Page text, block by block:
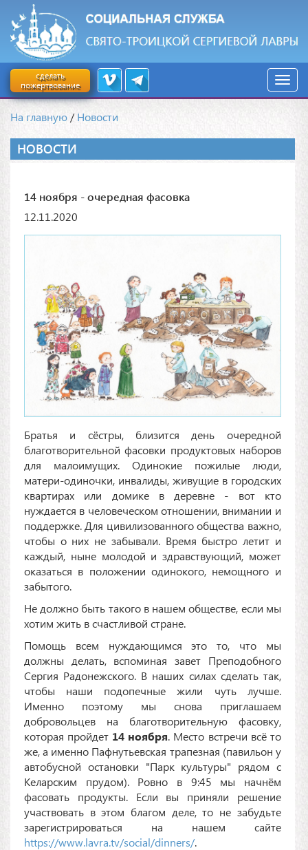
сделать
пожертвование
На главную /Новости
НОВОСТИ
14 ноября - очередная фасовка
12.11.2020
Братья и сёстры, близится день очередной
благотворительной фасовки продуктовых наборов
для малоимущих. Одинокие пожилые люди,
матери-одиночки, инвалиды, живущие в городских
квартирах или домике в деревне - вот кто
нуждается в человеческом отношении, внимании и
поддержке. Для цивилизованного общества важно,
чтобы о них не забывали. Время быстро летит и
каждый, ныне молодой и здравствующий, может
оказаться в положении одинокого, немощного и
забытого.
Не должно быть такого в нашем обществе, если мы
хотим жить в счастливой стране.
Помощь всем нуждающимся это то, что мы
должны делать, вспоминая завет Преподобного
Сергия Радонежского. В наших силах сделать так,
чтобы наши подопечные жили чуть лучше.
Именно поэтому мы снова приглашаем
добровольцев на благотворительную фасовку,
которая пройдет 14 ноября. Место встречи всё то
же, а именно Пафнутьевская трапезная (павильон у
автобусной остановки "Парк культуры" рядом с
Келарским прудом). Ровно в 9:45 мы начнём
фасовать продукты. Если вы приняли решение
участвовать в этом благом деле, то не забудьте
зарегистрироваться на нашем сайте
https://www.lavra.tv/social/dinners/.